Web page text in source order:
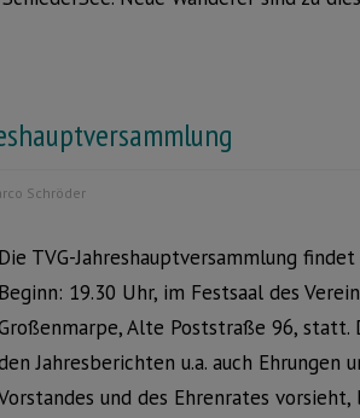
Schröder
Die TVG-Jahreshauptversammlung
Beginn: 19.30 Uhr, im Festsaal des
Alte Poststraße 96, statt.
Jahresberichten u.a. auch Ehrungen
und des Ehrenrates